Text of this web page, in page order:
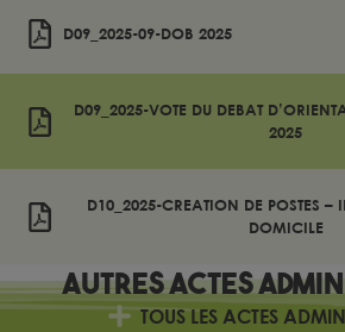
D09_2025-09-DOB 2025
D09_2025-VOTE DU DEBAT
2025
D10_2025-CREATION DE POSTES –
DOMICILE
AutresActes
TOUS LES ACTES